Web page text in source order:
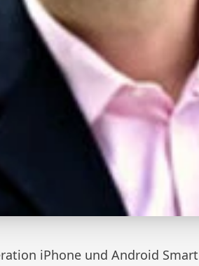
iPhone und Android